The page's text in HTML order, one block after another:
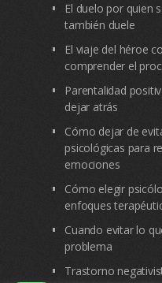
El duelo por quien
también duele
El viaje del héroe
comprender el
Parentalidad
dejar atrás
Cómo dejar de
psicológicas para
emociones
Cómo elegir
enfoques
Cuando evitar lo
problema
Trastorno